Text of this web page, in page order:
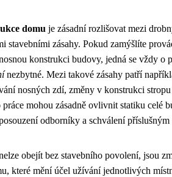
domu je zásadní rozlišovat mezi
stavebními zásahy. Pokud zamýšlíte
konstrukci budovy, jedná se vždy o
nezbytné. Mezi takové zásahy patří
nosných zdí, změny v konstrukci
mohou zásadně ovlivnit statiku celé
odborníky a schválení příslušným
obejít bez stavebního povolení, jsou
které mění účel užívání jednotlivých